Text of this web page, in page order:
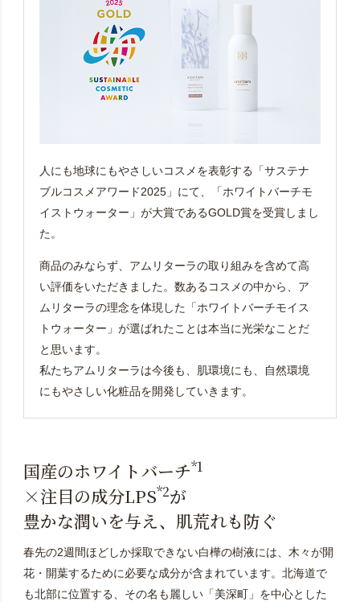
人にも地球にもやさしいコスメを表彰する「サステナ
ブルコスメアワード2025」にて、「ホワイトバーチモ
イストウォーター」が大賞であるGOLD賞を受賞しまし
た。
商品のみならず、アムリターラの取り組みを含めて高
い評価をいただきました。数あるコスメの中から、ア
ムリターラの理念を体現した「ホワイトバーチモイス
トウォーター」が選ばれたことは本当に光栄なことだ
と思います。
私たちアムリターラは今後も、肌環境にも、自然環境
にもやさしい化粧品を開発していきます。
国産のホワイトバーチ*1
×注目の成分LPS*2が
豊かな潤いを与え、肌荒れも防ぐ
春先の2週間ほどしか採取できない白樺の樹液には、木々が開
花・開葉するために必要な成分が含まれています。北海道で
も北部に位置する、その名も麗しい「美深町」を中心とした